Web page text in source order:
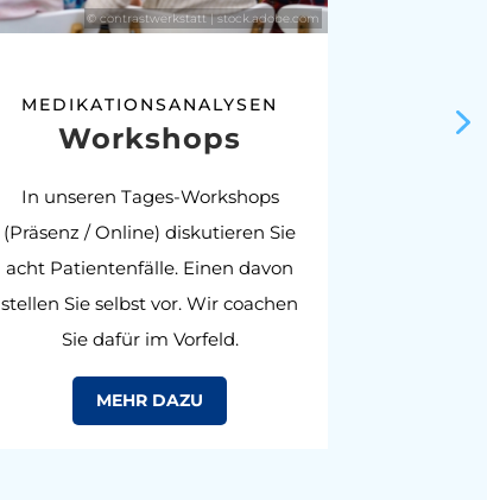
MEDIKATIONSANALYSEN
Workshops
In unseren Tages-Workshops
(Präsenz / Online) diskutieren Sie
acht Patientenfälle. Einen davon
stellen Sie selbst vor. Wir coachen
Sie dafür im Vorfeld.
MEHR DAZU
© contrastwerkstatt | stock.adobe.com